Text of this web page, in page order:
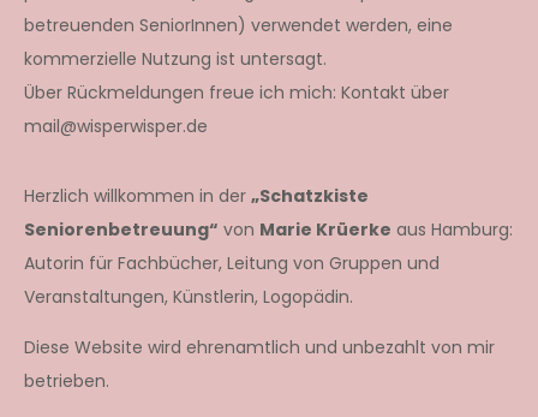
betreuenden SeniorInnen) verwendet werden, eine
kommerzielle Nutzung ist untersagt.
Über Rückmeldungen freue ich mich: Kontakt über
mail@wisperwisper.de
Herzlich willkommen in der „Schatzkiste
Seniorenbetreuung“ von Marie Krüerke aus Hamburg:
Autorin für Fachbücher, Leitung von Gruppen und
Veranstaltungen, Künstlerin, Logopädin.
Diese Website wird ehrenamtlich und unbezahlt von mir
betrieben.